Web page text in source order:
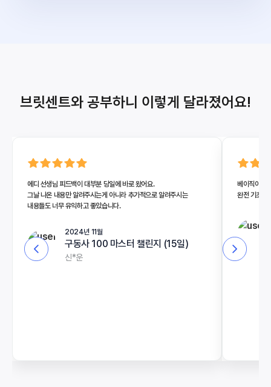
브릿센트와 공부하니 이렇게 달라졌어요!
에디 선생님 피드백이 대부분 당일에 바로 왔어요.
그날 나온 내용만 알려주시는게 아니라 추가적으로 알려주시는
내용들도 너무 유익하고 좋았습니다.
2024년 11월
구동사 100 마스터 챌린지 (15일)
신*운
베이직이지
완전 기초라